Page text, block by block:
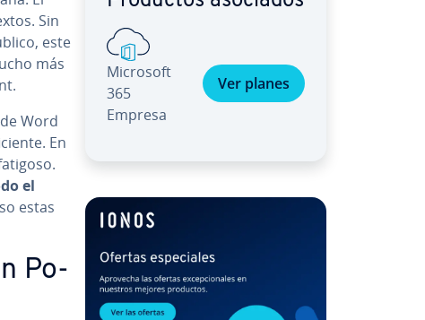
Sin
este
más
Word
En
el
estas
Po­
Microsoft
365
Empresa
Ver planes